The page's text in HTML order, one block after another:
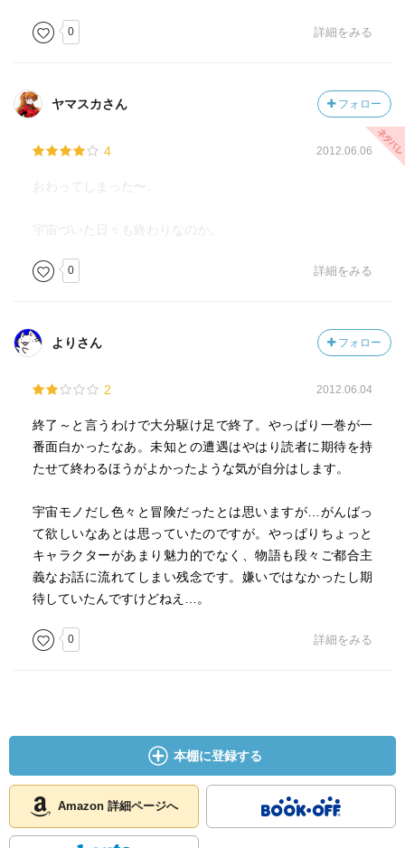
0 詳細をみる
ヤマスカさん フォロー
4 2012.06.06
おわってしまった〜。
宇宙づいた日々も終わりなのか。
0 詳細をみる
よりさん フォロー
2 2012.06.04
終了～と言うわけで大分駆け足で終了。やっぱり一巻が一
番面白かったなあ。未知との遭遇はやはり読者に期待を持
たせて終わるほうがよかったような気が自分はします。
宇宙モノだし色々と冒険だったとは思いますが…がんばっ
て欲しいなあとは思っていたのですが。やっぱりちょっと
キャラクターがあまり魅力的でなく、物語も段々ご都合主
義なお話に流れてしまい残念です。嫌いではなかったし期
待していたんですけどねえ…。
0 詳細をみる
本棚に登録する
Amazon 詳細ページへ